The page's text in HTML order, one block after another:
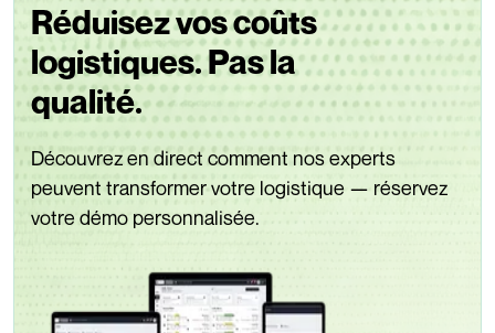
Réduisez vos coûts
logistiques. Pas la
qualité.
Découvrez en direct comment nos experts
peuvent transformer votre logistique — réservez
votre démo personnalisée.